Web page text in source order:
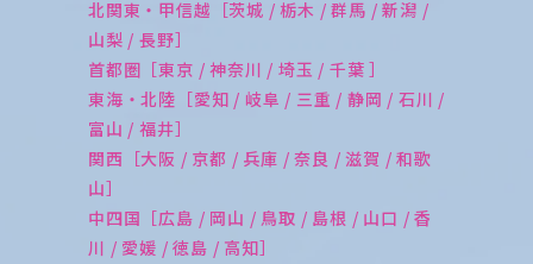
北関東・甲信越［茨城 / 栃木 / 群馬 / 新潟 /
山梨 / 長野］
首都圏［東京 / 神奈川 / 埼玉 / 千葉 ］
東海・北陸［愛知 / 岐阜 / 三重 / 静岡 / 石川 /
富山 / 福井］
関西［大阪 / 京都 / 兵庫 / 奈良 / 滋賀 / 和歌
山］
中四国［広島 / 岡山 / 鳥取 / 島根 / 山口 / 香
川 / 愛媛 / 徳島 / 高知］